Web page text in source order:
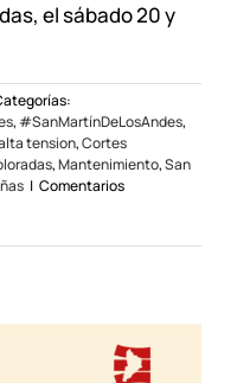
el sábado 20 y
, #SanMartínDeLosAndes,
tension,Cortes
,Mantenimiento,San
| Comentarios